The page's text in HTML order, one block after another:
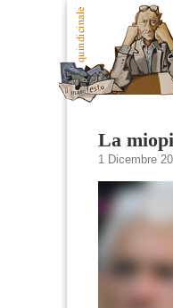
La
1 Dicembre